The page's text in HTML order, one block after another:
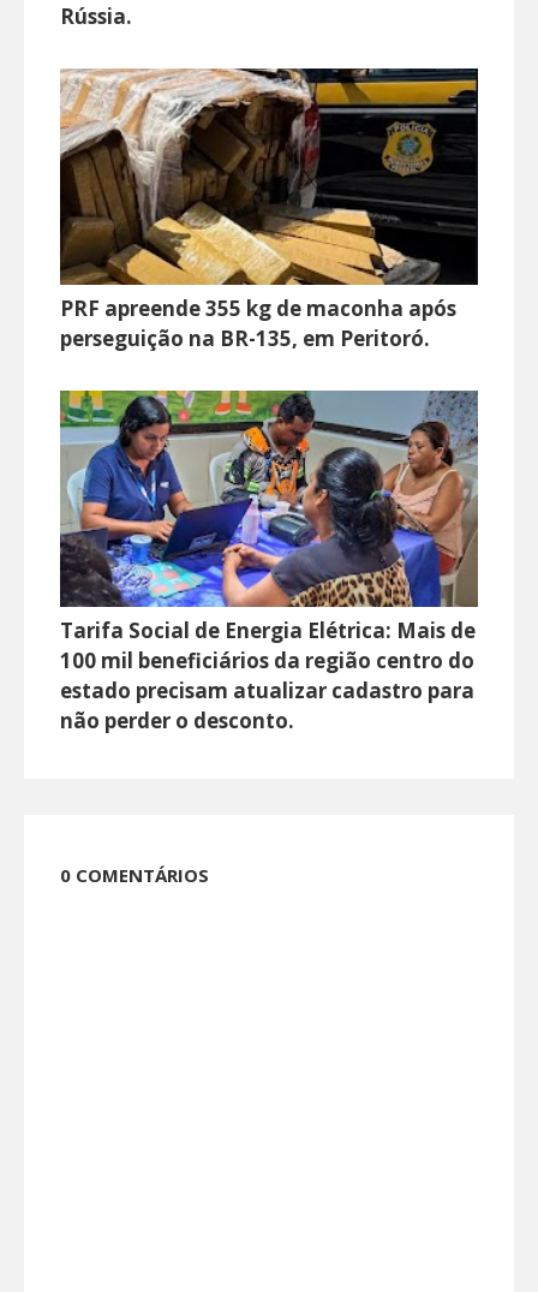
Rússia.
PRF apreende 355 kg de maconha após
perseguição na BR-135, em Peritoró.
Tarifa Social de Energia Elétrica: Mais de
100 mil beneficiários da região centro do
estado precisam atualizar cadastro para
não perder o desconto.
0 COMENTÁRIOS